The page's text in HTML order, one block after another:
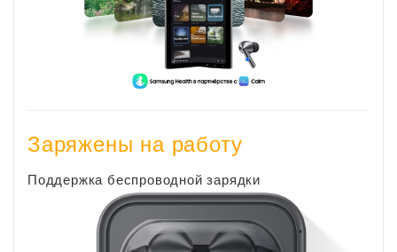
Заряжены на работу
Поддержка беспроводной зарядки